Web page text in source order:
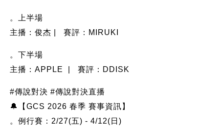
。上半場
主播：俊杰 | 賽評：MIRUKI
。下半場
主播：APPLE | 賽評：DDISK
#傳說對決 #傳說對決直播
🔔【GCS 2026 春季 賽事資訊】
。例行賽：2/27(五) - 4/12(日)